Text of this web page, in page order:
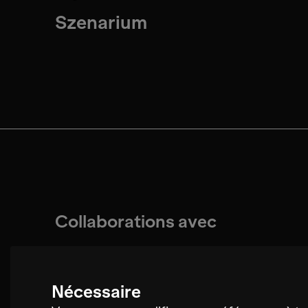
Nécessaire
Szenarium
Collaborations avec
Magdalena Cerezo